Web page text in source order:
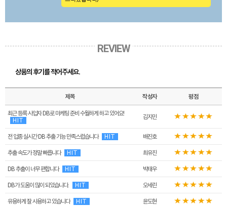
REVIEW
상품의 후기를 적어주세요.
제목 작성자 평점
최근 등록 사업자 DB로 마케팅 준비 수월하게 하고 있어요!
HIT
김지민
전 업종 실시간 DB 추출 기능 만족스럽습니다 HIT 배진호
추출 속도가 정말 빠릅니다 HIT 최유진
DB 추출이 너무 편합니다 HIT 박태우
DB가 도움이 많이 되었습니다. HIT 오세린
유용하게 잘 사용하고 있습니다 HIT 윤도현